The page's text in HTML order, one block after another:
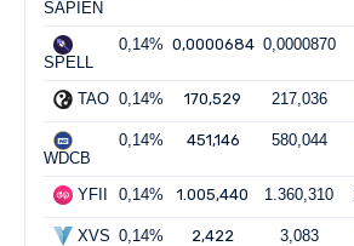
SAPIEN
SPELL
0,14% 0,0000684 0,0000870
TAO 0,14% 170,529 217,036
WDCB
0,14% 451,146 580,044
YFII 0,14% 1.005,440 1.360,310
XVS 0,14% 2,422 3,083